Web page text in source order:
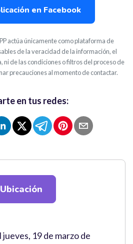
en Facebook
actúa únicamente como plataforma de
de la veracidad de la información, el
ni de las condiciones o filtros del proceso de
precauciones al momento de contactar.
en tus redes:
Ubicación
19 de marzo de